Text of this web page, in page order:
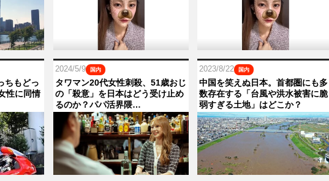
ちもどっ
性に同情
2024/5/9 国内
タワマン20代女性刺殺、51歳おじ
の「殺意」を日本はどう受け止め
るのか？パパ活界隈…
2023/8/22 国内
中国を笑えぬ日本。首都圏にも多
数存在する「台風や洪水被害に脆
弱すぎる土地」はどこか？